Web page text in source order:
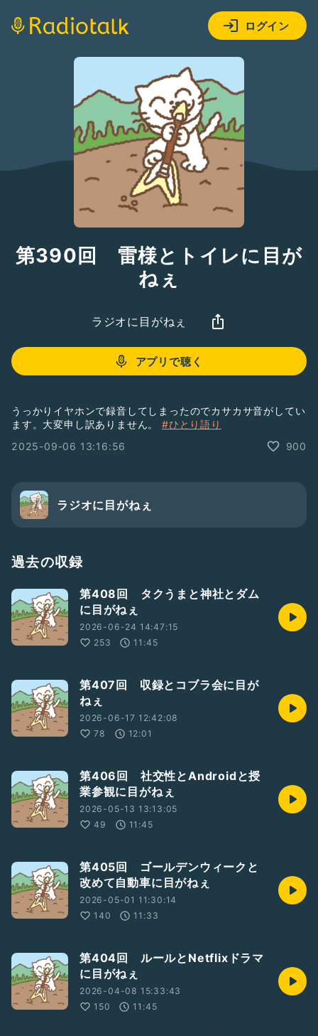
ログイン
第390回 雷様とトイレに目が
ねぇ
ラジオに目がねぇ
アプリで聴く
うっかりイヤホンで録音してしまったのでカサカサ音がしてい
ます。大変申し訳ありません。#ひとり語り
2025-09-06 13:16:56
900
ラジオに目がねぇ
過去の収録
第408回 タクうまと神社とダム
に目がねぇ
2026-06-24 14:47:15
253
11:45
第407回 収録とコブラ会に目が
ねぇ
2026-06-17 12:42:08
78
12:01
第406回 社交性とAndroidと授
業参観に目がねぇ
2026-05-13 13:13:05
49
11:45
第405回 ゴールデンウィークと
改めて自動車に目がねぇ
2026-05-01 11:30:14
140
11:33
第404回 ルールとNetflixドラマ
に目がねぇ
2026-04-08 15:33:43
150
11:45